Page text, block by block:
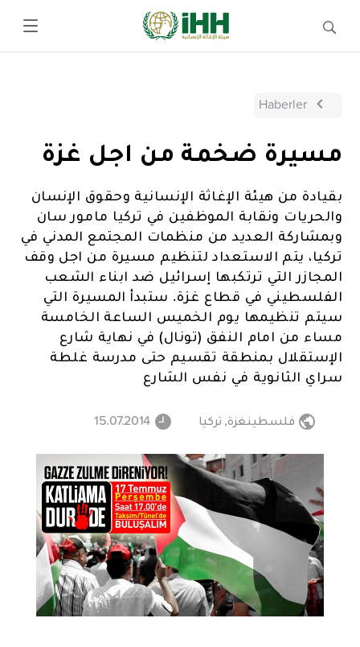
Haberler
مسيرة ضخمة من اجل غزة
بقيادة من هيئة الإغاثة الإنسانية وحقوق الإنسان
والحريات ونقابة الموظفين في تركيا مامور سان
وبمشاركة العديد من منظمات المجتمع المدني في
تركيا، يتم الاستعداد لتنظيم مسيرة من اجل وقف
المجازر التي ترتكبها إسرائيل ضد ابناء الشعب
الفلسطيني في قطاع غزة. ستبدأ المسيرة التي
سيتم تنظيمها يوم الخميس الساعة الخامسة
مساء من امام النفق (تونال) في نهاية شارع
الإستقلال بمنطقة تقسيم حتى مدرسة غلطة
سراي الثانوية في نفس الشارع
فلسطينغزة, تركيا 15.07.2014